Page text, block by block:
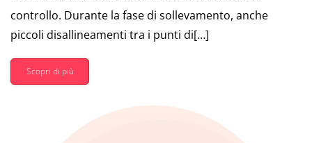
controllo. Durante la fase di sollevamento, anche
piccoli disallineamenti tra i punti di[…]
Scopri di più